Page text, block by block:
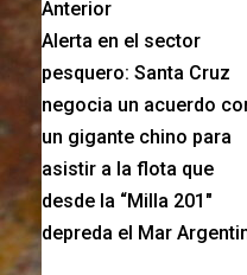
Anterior
Alerta en el sector
pesquero: Santa Cruz
negocia un acuerdo
un gigante chino para
asistir a la flota que
desde la “Milla 201″
depreda el Mar